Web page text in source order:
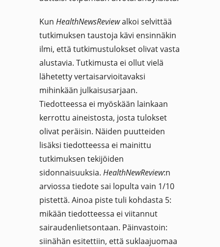
Kun HealthNewsReviewalkoi selvittää
tutkimuksen taustoja kävi ensinnäkin
ilmi, että tutkimustulokset olivat vasta
alustavia. Tutkimusta ei ollut vielä
lähetetty vertaisarvioitavaksi
mihinkään julkaisusarjaan.
Tiedotteessa ei myöskään lainkaan
kerrottu aineistosta, josta tulokset
olivat peräisin. Näiden puutteiden
lisäksi tiedotteessa ei mainittu
tutkimuksen tekijöiden
sidonnaisuuksia. HealthNewReview:n
arviossa tiedote sai lopulta vain 1/10
pistettä. Ainoa piste tuli kohdasta 5:
mikään tiedotteessa ei viitannut
sairaudenlietsontaan. Päinvastoin:
siinähän esitettiin, että suklaajuomaa